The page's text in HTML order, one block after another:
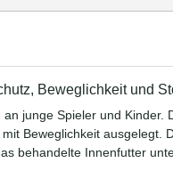
Beweglichkeit und
junge Spieler und Kinder.
Beweglichkeit ausgelegt.
behandelte Innenfutter